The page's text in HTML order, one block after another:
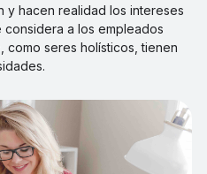
y hacen realidad los intereses
a los empleados
como seres holísticos, tienen